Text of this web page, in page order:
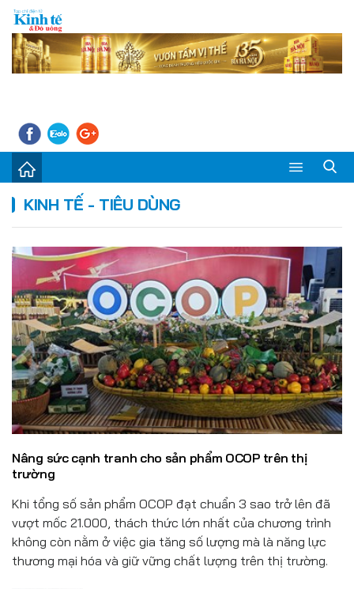
Kinh tế - Tiêu dùng
Đời sống
Thị trường
Doanh nghiệp – Doanh nhân
Đồ uống
Pháp luật
Khoa giáo
Multimedia
KINH TẾ - TIÊU DÙNG
Nâng sức cạnh tranh cho sản phẩm OCOP trên thị
trường
Khi tổng số sản phẩm OCOP đạt chuẩn 3 sao trở lên đã
vượt mốc 21.000, thách thức lớn nhất của chương trình
không còn nằm ở việc gia tăng số lượng mà là năng lực
thương mại hóa và giữ vững chất lượng trên thị trường.